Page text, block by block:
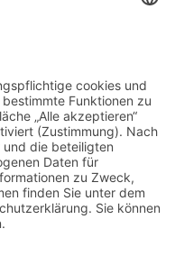
darin
oder Ihre
bleiben Sie
»